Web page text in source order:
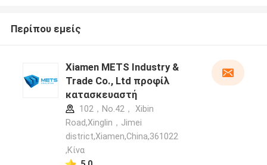
Περίπου εμείς
Xiamen METS Industry &
Trade Co., Ltd προφίλ
κατασκευαστή
102，No.42， Xibin
Road,Xinglin，Jimei
district,Xiamen,China,361022
,Κίνα